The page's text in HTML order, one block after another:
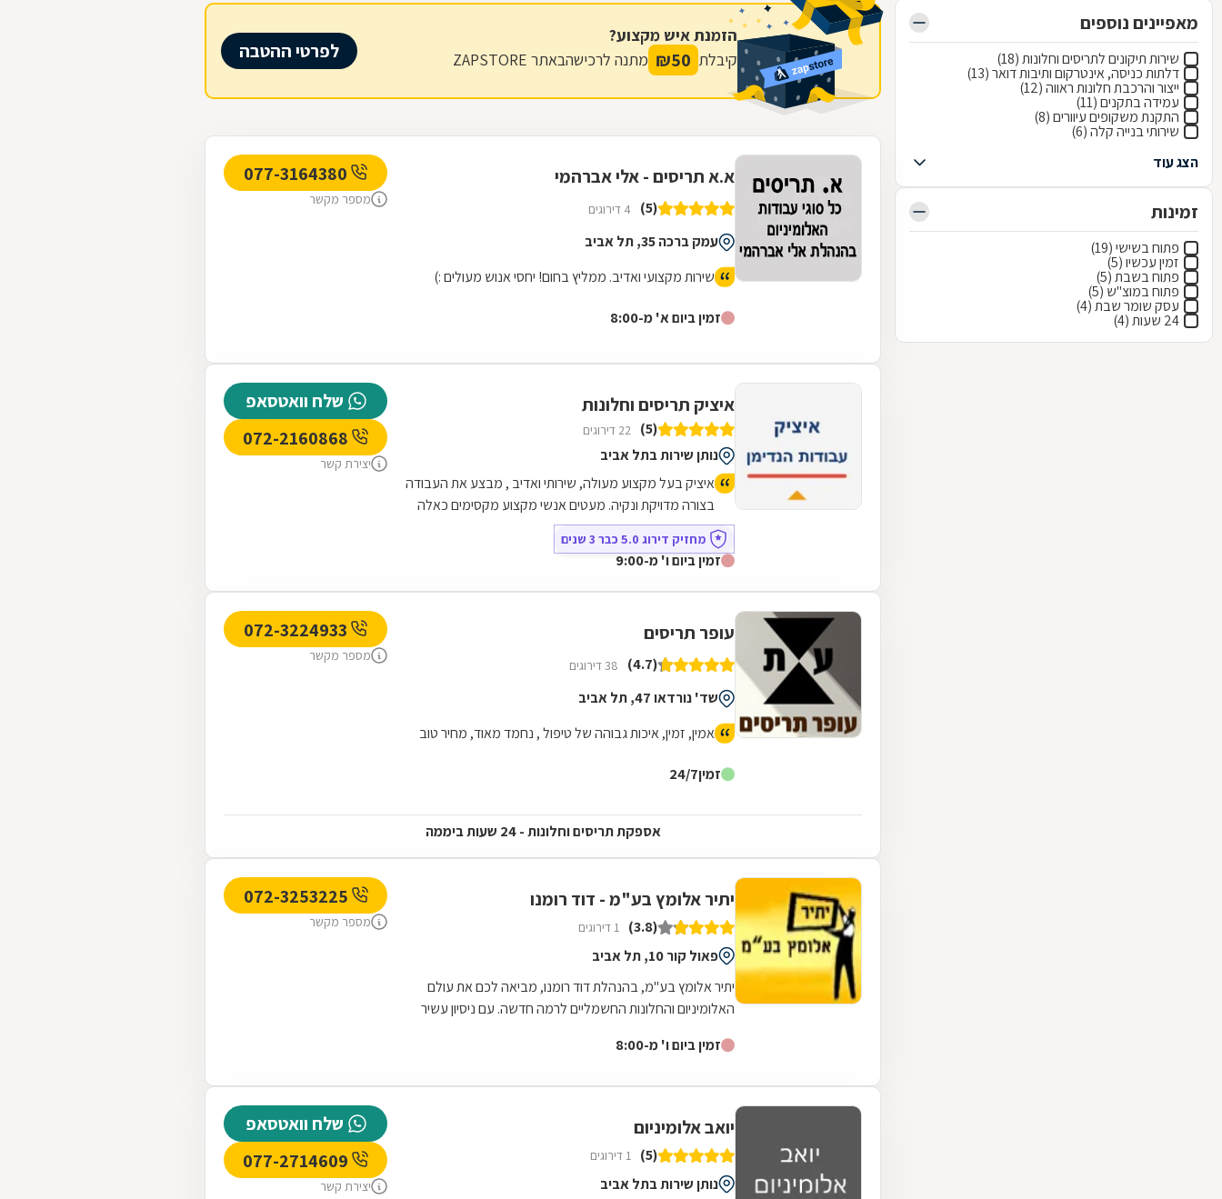
מאפיינים נוספים
שירות תיקונים לתריסים וחלונות (18)
דלתות כניסה, אינטרקום ותיבות דואר (13)
ייצור והרכבת חלונות ראווה (12)
עמידה בתקנים (11)
התקנת משקופים עיוורים (8)
שירותי בנייה קלה (6)
הצג עוד
זמינות
פתוח בשישי (19)
זמין עכשיו (5)
פתוח בשבת (5)
פתוח במוצ"ש (5)
עסק שומר שבת (4)
24 שעות (4)
הזמנת איש מקצוע?
קיבלת 50
₪ מתנה לרכישהבאתר ZAPSTORE לפרטי ההטבה
א.א תריסים - אלי אברהמי
(5) 4 דירוגים
עמק ברכה 35, תל אביב
שירות מקצועי ואדיב. ממליץ בחום! יחסי אנוש מעולים :)
זמין ביום א' מ-8:00
מספר מקשר
איציק תריסים וחלונות
(5) 22 דירוגים
נותן שירות בתל אביב
איציק בעל מקצוע מעולה, שירותי ואדיב , מבצע את העבודה
בצורה מדויקת ונקיה. מעטים אנשי מקצוע מקסימים כאלה
שפגשתי! ממליצה בחום!!
מחזיק דירוג 5.0 כבר 3 שנים
זמין ביום ו' מ-9:00
שלח וואטסאפ
יצירת קשר
עופר תריסים
(4.7) 38 דירוגים
שד' נורדאו 47, תל אביב
אמין, זמין, איכות גבוהה של טיפול , נחמד מאוד, מחיר טוב
זמין24/7
מספר מקשר
אספקת תריסים וחלונות - 24 שעות ביממה
יתיר אלומץ בע"מ - דוד רומנו
(3.8) 1 דירוגים
פאול קור 10, תל אביב
יתיר אלומץ בע"מ, בהנהלת דוד רומנו, מביאה לכם את עולם
האלומיניום והחלונות החשמליים לרמה חדשה. עם ניסיון עשיר
זמין ביום ו' מ-8:00
מספר מקשר
יואב אלומיניום
(5) 1 דירוגים
נותן שירות בתל אביב
שלח וואטסאפ
יצירת קשר